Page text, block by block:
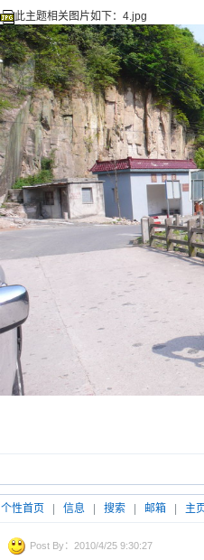
此主题相关图片如下：4.jpg
个性首页 信息 搜索 邮箱 主
Post By：2010/4/25 9:30:27